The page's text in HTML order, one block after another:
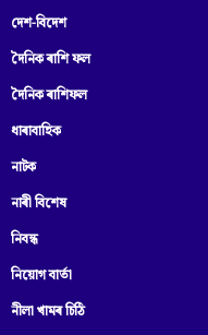
দেশ-বিদেশ
দৈনিক ৰাশি ফল
দৈনিক ৰাশিফল
ধাৰাবাহিক
নাটক
নাৰী বিশেষ
নিবন্ধ
নিয়োগ বাৰ্তা
নীলা খামৰ চিঠি